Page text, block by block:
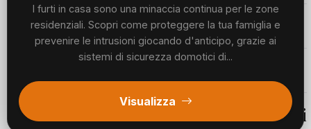
Meteo
Segnalazioni
I furti in casa sono una minaccia continua per le zone
residenziali. Scopri come proteggere la tua famiglia e
prevenire le intrusioni giocando d'anticipo, grazie ai
sistemi di sicurezza domotici di...
Visualizza